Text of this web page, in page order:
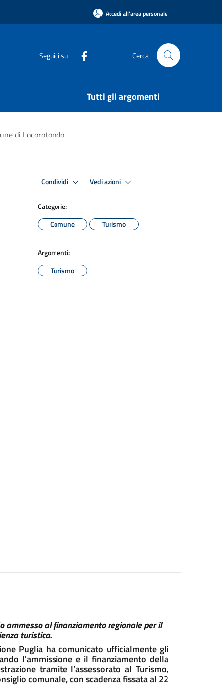
Accedi all'area personale
Seguici su Cerca
Tutti gli argomenti
di Locorotondo.
Condividi Vedi azioni
Categorie:
Comune
Turismo
Argomenti:
Turismo
ammesso al finanziamento regionale per il
turistica.
Puglia ha comunicato ufficialmente gli
l'ammissione e il finanziamento della
tramite l’assessorato al Turismo,
comunale, con scadenza fissata al 22